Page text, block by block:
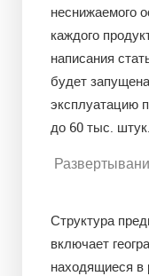
неснижаемого
каждого
написания
будет
эксплуатацию
до 60 тыс. штук.
Структура
включает
находящиеся в